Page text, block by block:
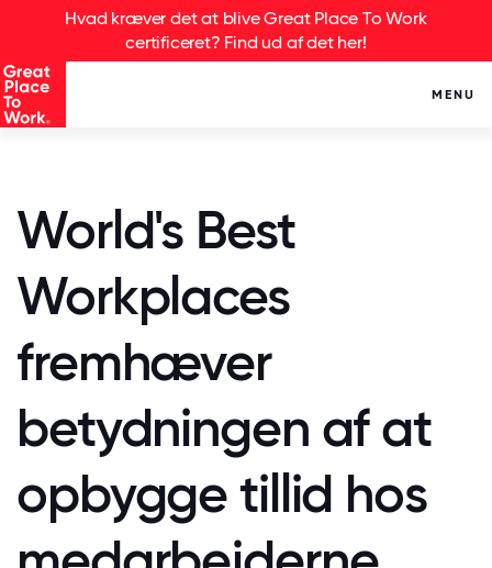
Hvad kræver det at blive Great Place To Work
certificeret? Find ud af det her!
MENU
World's Best
Workplaces
fremhæver
betydningen af at
opbygge tillid hos